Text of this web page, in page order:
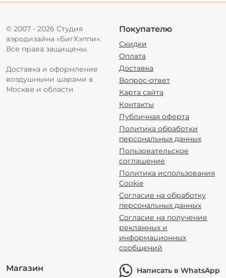
© 2007 - 2026 Студия
аэродизайна «БигХэппи».
Все права защищены.
Доставка и оформление
воздушными шарами в
Москве и области
Покупателю
Скидки
Оплата
Доставка
Вопрос-ответ
Карта сайта
Контакты
Публичная оферта
Политика обработки
персональных данных
Пользовательское
соглашение
Политика использования
Cookie
Согласие на обработку
персональных данных
Согласие на получение
рекламных и
информационных
сообщений
Магазин
Написать в WhatsApp